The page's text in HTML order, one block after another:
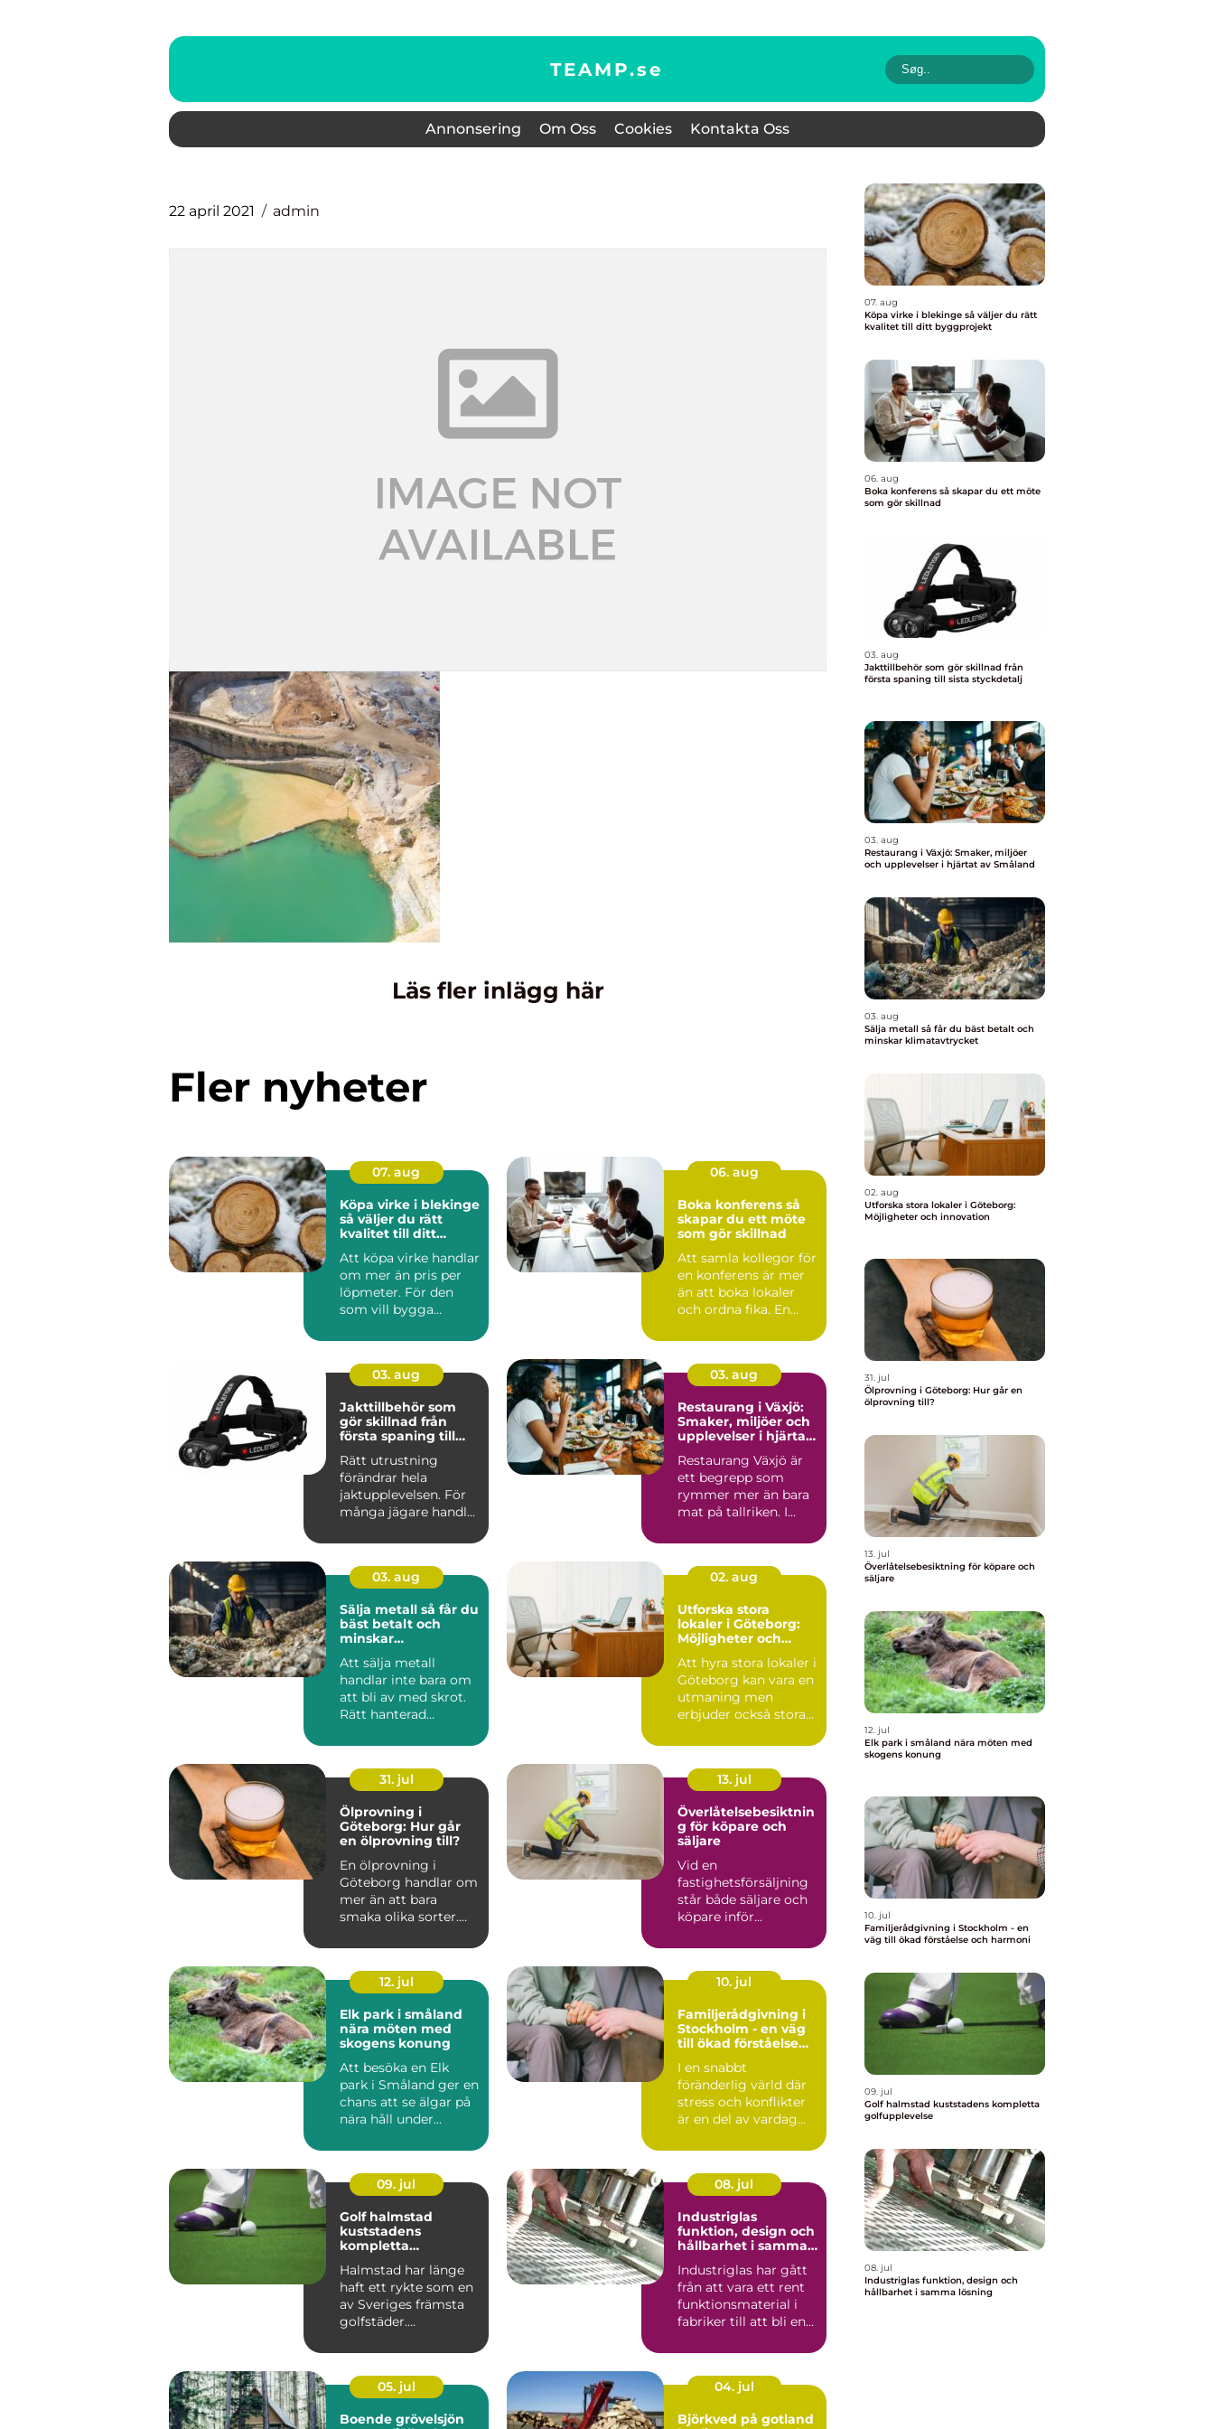
TEAMP.se
Annonsering Om Oss Cookies Kontakta Oss
22 april 2021 admin
Läs fler inlägg här
Fler nyheter
07. aug
Köpa virke i blekinge
så väljer du rätt
kvalitet till ditt
Att köpa virke handlar
om mer än pris per
löpmeter. För den
som vill bygga
funk...
06. aug
Boka konferens så
skapar du ett möte
som gör skillnad
Att samla kollegor för
en konferens är mer
än att boka lokaler
och ordna fika. En
03. aug
Jakttillbehör som
gör skillnad från
första spaning till
Rätt utrustning
förändrar hela
jaktupplevelsen. För
många jägare handlar
mest pr...
03. aug
Restaurang i Växjö:
Smaker, miljöer och
upplevelser i hjärtat
Restaurang Växjö är
ett begrepp som
rymmer mer än bara
mat på tallriken. I...
03. aug
Sälja metall så får du
bäst betalt och
minskar
Att sälja metall
handlar inte bara om
att bli av med skrot.
Rätt hanterad
vär...
02. aug
Utforska stora
lokaler i Göteborg:
Möjligheter och
Att hyra stora lokaler i
Göteborg kan vara en
utmaning men
erbjuder också stora
31. jul
Ölprovning i
Göteborg: Hur går
en ölprovning till?
En ölprovning i
Göteborg handlar om
mer än att bara
smaka olika sorter.
13. jul
Överlåtelsebesiktnin
g för köpare och
säljare
Vid en
fastighetsförsäljning
står både säljare och
köpare inför...
12. jul
Elk park i småland
nära möten med
skogens konung
Att besöka en Elk
park i Småland ger en
chans att se älgar på
nära håll under
for...
10. jul
Familjerådgivning i
Stockholm - en väg
till ökad förståelse
I en snabbt
föränderlig värld där
stress och konflikter
är en del av vardag...
09. jul
Golf halmstad
kuststadens
kompletta
Halmstad har länge
haft ett rykte som en
av Sveriges främsta
golfstäder.
havsnära b...
08. jul
Industriglas
funktion, design och
hållbarhet i samma
Industriglas har gått
från att vara ett rent
funktionsmaterial i
fabriker till att bli en
05. jul
Boende grövelsjön
04. jul
Björkved på gotland
07. aug
Köpa virke i blekinge så väljer du rätt
kvalitet till ditt byggprojekt
06. aug
Boka konferens så skapar du ett möte
som gör skillnad
03. aug
Jakttillbehör som gör skillnad från
första spaning till sista styckdetalj
03. aug
Restaurang i Växjö: Smaker, miljöer
och upplevelser i hjärtat av Småland
03. aug
Sälja metall så får du bäst betalt och
minskar klimatavtrycket
02. aug
Utforska stora lokaler i Göteborg:
Möjligheter och innovation
31. jul
Ölprovning i Göteborg: Hur går en
ölprovning till?
13. jul
Överlåtelsebesiktning för köpare och
säljare
12. jul
Elk park i småland nära möten med
skogens konung
10. jul
Familjerådgivning i Stockholm - en
väg till ökad förståelse och harmoni
09. jul
Golf halmstad kuststadens kompletta
golfupplevelse
08. jul
Industriglas funktion, design och
hållbarhet i samma lösning